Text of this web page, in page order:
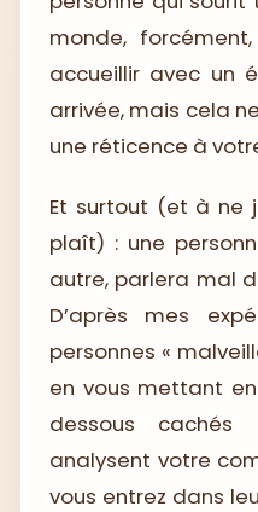
monde,
accueillir avec un
arrivée, mais cela
une réticence à
Et surtout (et à ne
plaît) : une
autre, parlera mal
D’après mes
personnes «
en vous mettant
dessous cachés
analysent votre
vous entrez dans